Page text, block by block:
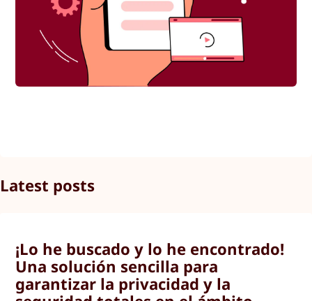
Latest posts
¡Lo he buscado y lo he encontrado!
Una solución sencilla para
garantizar la privacidad y la